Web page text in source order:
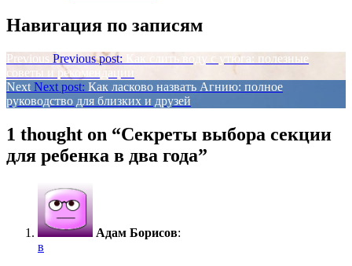
Навигация по записям
Previous Previous post:
Как слить воду с утюга: полезные
советы и рекомендации
Next Next post: Как ласково назвать Агнию: полное
руководство для близких и друзей
1 thought on “Секреты выбора секции
для ребенка в два года”
Адам Борисов:
в